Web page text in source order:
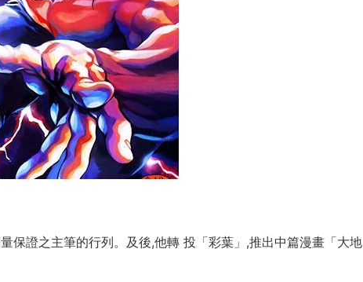
保證之主筆的行列。及後,他轉 投「彩葉」,推出中篇漫畫「大地